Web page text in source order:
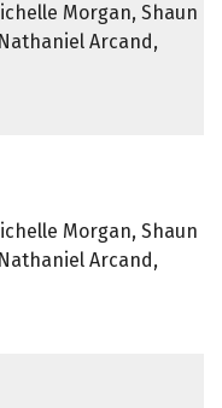
Morgan, Shaun
Arcand,
Morgan, Shaun
Arcand,